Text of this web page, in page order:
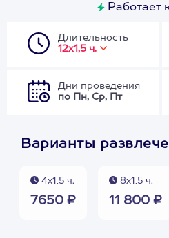
Работает
Длительность
12х1,5 ч.
Дни проведения
по Пн, Ср, Пт
Варианты
4х1,5 ч.
7650 ₽
8х1,5 ч.
11 800 ₽